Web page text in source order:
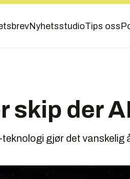
NyhetsstudioTips oss
skip der
gjør det vanskelig